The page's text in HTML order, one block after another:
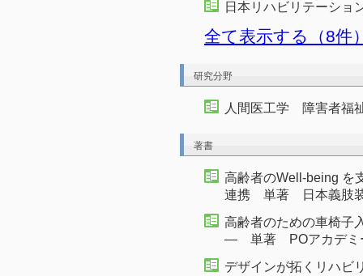
日本リハビリテーショ
全て表示する（8件
研究分野
人間医工学 障害者福
著書
高齢者のWell-being を
連携 単著 日本義肢
高齢者のための車椅子
― 単著 POアカデミ
デザインが拓くリハビ